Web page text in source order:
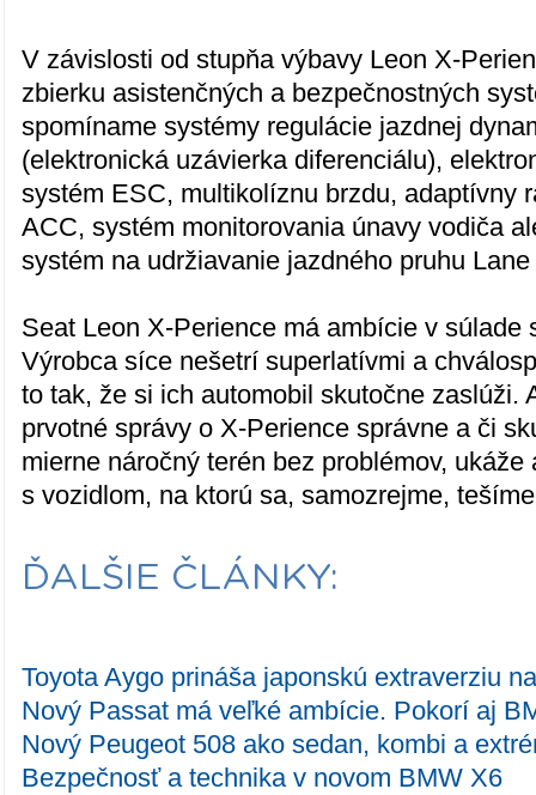
V závislosti od stupňa výbavy Leon X-
zbierku asistenčných a bezpečnostných
spomíname systémy regulácie jazdnej
(elektronická uzávierka diferenciálu),
systém ESC, multikolíznu brzdu, adaptívny
ACC, systém monitorovania únavy vodiča
systém na udržiavanie jazdného pruhu
Seat Leon X-Perience má ambície v súlade
Výrobca síce nešetrí superlatívmi a
to tak, že si ich automobil skutočne zaslúži.
prvotné správy o X-Perience správne a či
mierne náročný terén bez problémov,
s vozidlom, na ktorú sa, samozrejme,
ĎALŠIE ČLÁNKY:
Toyota Aygo prináša japonskú extraverziu
Nový Passat má veľké ambície. Pokorí aj
Nový Peugeot 508 ako sedan, kombi a
Bezpečnosť a technika v novom BMW X6